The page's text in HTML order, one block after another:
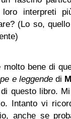
loro interpreti
(Lo so,
bene di
e leggendedi
questo libro.
Intanto vi
anche se